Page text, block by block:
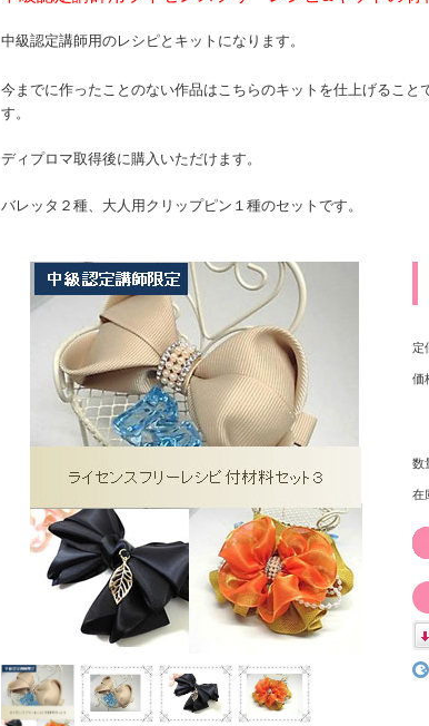
中級認定講師用のレシピとキットになります。
今までに作ったことのない作品はこちらのキットを仕上げるこ
す。
ディプロマ取得後に購入いただけます。
バレッタ２種、大人用クリップピン１種のセットです。
定
価
数
在